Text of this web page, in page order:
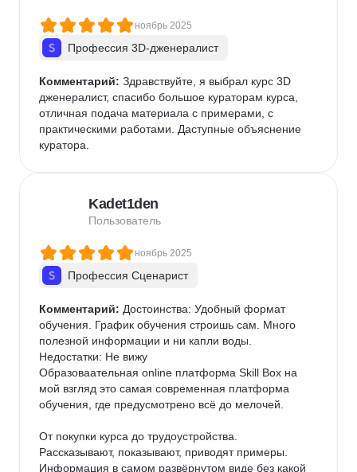
ноябрь 2025
Профессия 3D-дженералист
Комментарий: Здравствуйте, я выбрал курс 3D
дженералист, спасибо большое кураторам курса,
отличная подача материала с примерами, с
практическими работами. Даступные объяснение
куратора.
Kadet1den
Пользователь
ноябрь 2025
Профессия Сценарист
Комментарий: Достоинства: Удобный формат
обучения. График обучения строишь сам. Много
полезной информации и ни капли воды.
Недостатки: Не вижу
Образоваательная online платформа Skill Box на
мой взгляд это самая современная платформа
обучения, где предусмотрено всё до мелочей.
От покупки курса до трудоустройства.
Рассказывают, показывают, приводят примеры.
Информация в самом развёрнутом виде без какой